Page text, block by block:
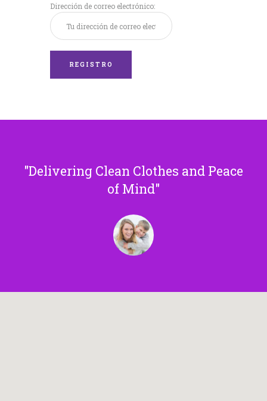
Dirección de correo electrónico:
Delivering Clean Clothes and Peace
of Mind